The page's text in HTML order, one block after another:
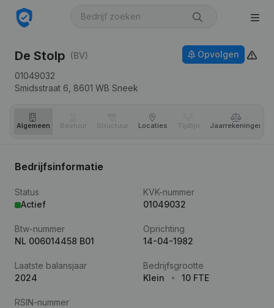
De Stolp (BV)
01049032
Smidsstraat 6, 8601 WB Sneek
Opvolgen
Algemeen Bestuur Structuur Locaties Tijdlijn Jaar­rekeningen
Bedrijfsinformatie
Status
Actief
KVK-nummer
01049032
Btw-nummer
NL 006014458 B01
Oprichting
14-04-1982
Laatste balansjaar
2024
Bedrijfsgrootte
Klein
10 FTE
RSIN-nummer